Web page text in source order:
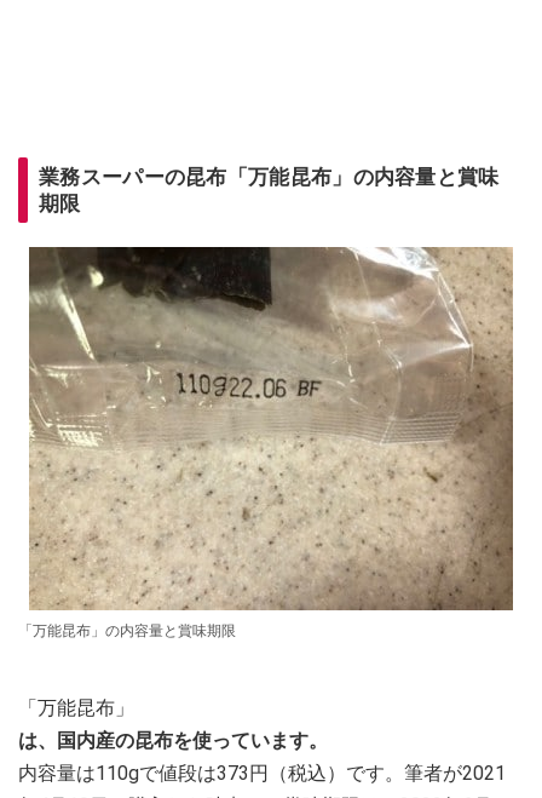
業務スーパーの昆布「 万能昆布」の内容量と賞味
期限
「万能昆布」の内容量と賞味期限
「万能昆布」
は、国内産の昆布を使っています。
内容量は110gで値段は373円（税込）です。筆者が2021